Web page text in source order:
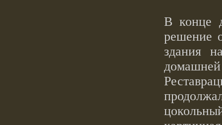
В конце
решение
здания